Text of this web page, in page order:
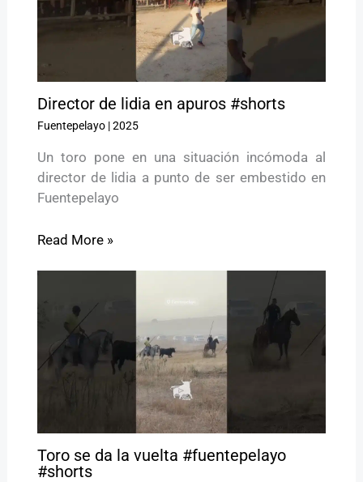
Director de lidia en apuros #shorts
Fuentepelayo|2025
Un toro pone en una situación incómoda al
director de lidia a punto de ser embestido en
Fuentepelayo
Read More »
Toro se da la vuelta #fuentepelayo
#shorts